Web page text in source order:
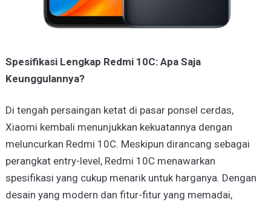
Spesifikasi Lengkap Redmi 10C: Apa Saja
Keunggulannya?
Di tengah persaingan ketat di pasar ponsel cerdas,
Xiaomi kembali menunjukkan kekuatannya dengan
meluncurkan Redmi 10C. Meskipun dirancang sebagai
perangkat entry-level, Redmi 10C menawarkan
spesifikasi yang cukup menarik untuk harganya. Dengan
desain yang modern dan fitur-fitur yang memadai,